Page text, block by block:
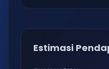
Estimasi